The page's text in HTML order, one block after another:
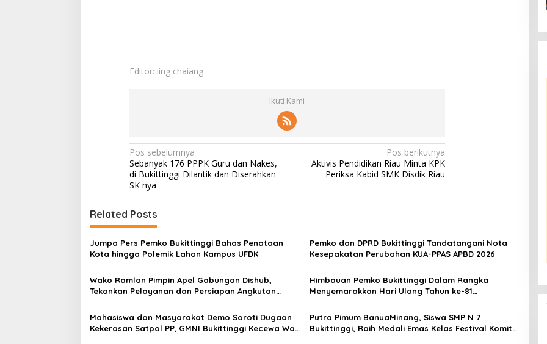
Editor: iing chaiang
Ikuti Kami
N
a
v
i
g
a
s
i
p
s
Pos sebelumnya
Sebanyak 176 PPPK Guru dan Nakes,
di Bukittinggi Dilantik dan Diserahkan
SK nya
Pos berikutnya
Aktivis Pendidikan Riau Minta KPK
Periksa Kabid SMK Disdik Riau
Related Posts
Jumpa Pers Pemko Bukittinggi Bahas Penataan
Kota hingga Polemik Lahan Kampus UFDK
Pemko dan DPRD Bukittinggi Tandatangani Nota
Kesepakatan Perubahan KUA-PPAS APBD 2026
Wako Ramlan Pimpin Apel Gabungan Dishub,
Tekankan Pelayanan dan Persiapan Angkutan
Himbauan Pemko Bukittinggi Dalam Rangka
Menyemarakkan Hari Ulang Tahun ke-81
Mahasiswa dan Masyarakat Demo Soroti Dugaan
Kekerasan Satpol PP, GMNI Bukittinggi Kecewa Wali
Putra Pimum BanuaMinang, Siswa SMP N 7
Bukittinggi, Raih Medali Emas Kelas Festival Komite